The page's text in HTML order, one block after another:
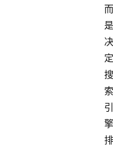
而
是
决
定
搜
索
引
擎
排